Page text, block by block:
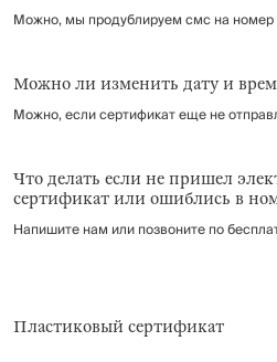
Можно, мы продублируем смс на номер
Можно ли изменить дату и
Можно, если сертификат еще не
Что делать если не пришел
сертификат или ошиблись в
Напишите нам или позвоните по
Пластиковый сертификат